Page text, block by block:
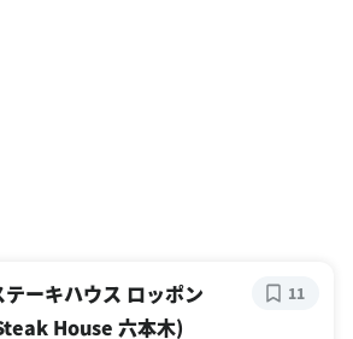
ーキハウス ロッポン
House 六本木)
11